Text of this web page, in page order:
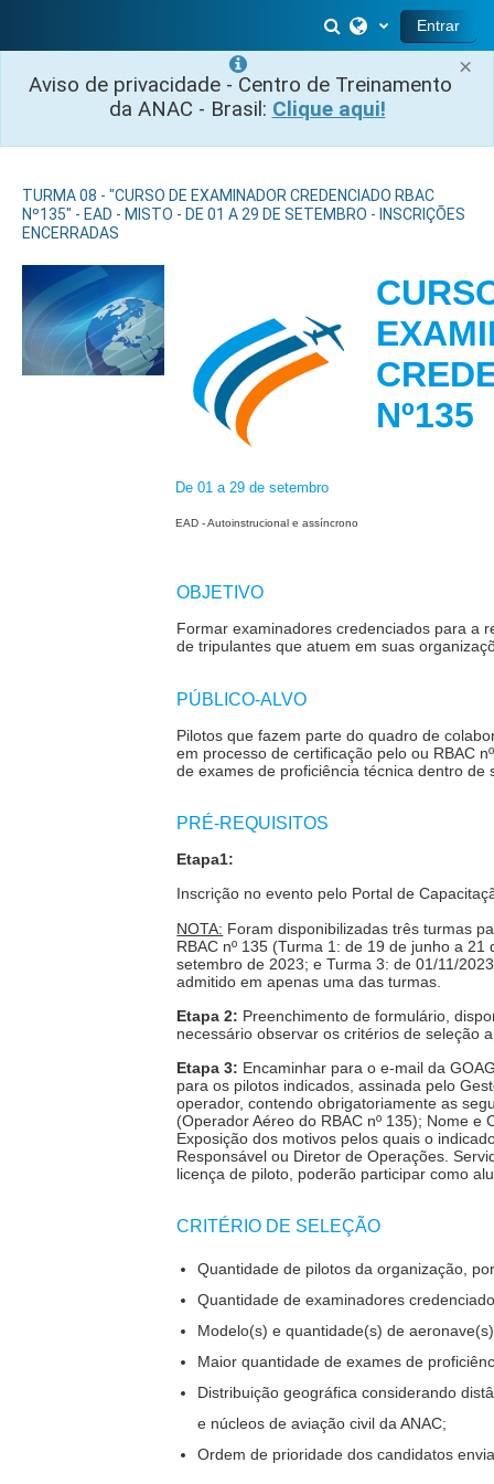
×
Aviso de privacidade - Centro de Treinamento
da ANAC - Brasil: Clique aqui!
Alternar entrada
Entrar
TURMA 08 - "CURSO DE EXAMINADOR CREDENCIADO RBAC
Nº135" - EAD - MISTO - DE 01 A 29 DE SETEMBRO - INSCRIÇÕES
ENCERRADAS
De 01 a 29 de setembro
EAD - Autoinstrucional e assíncrono
OBJETIVO
Formar examinadores credenciados para a
de tripulantes que atuem em suas
PÚBLICO-ALVO
Pilotos que fazem parte do quadro de
em processo de certificação pelo ou RBAC
de exames de proficiência técnica dentro de
PRÉ-REQUISITOS
Etapa1:
Inscrição no evento pelo Portal de
NOTA: Foram disponibilizadas três turmas
RBAC nº 135 (Turma 1: de 19 de junho a
setembro de 2023; e Turma 3: de 01/11/
admitido em apenas uma das turmas.
Etapa 2: Preenchimento de formulário,
necessário observar os critérios de seleção
Etapa 3: Encaminhar para o e-mail da
para os pilotos indicados, assinada pelo
operador, contendo obrigatoriamente as
(Operador Aéreo do RBAC nº 135); Nome e
Exposição dos motivos pelos quais o
Responsável ou Diretor de Operações.
licença de piloto, poderão participar como
CRITÉRIO DE SELEÇÃO
Quantidade de pilotos da organização,
Quantidade de examinadores
Modelo(s) e quantidade(s) de
Maior quantidade de exames de
Distribuição geográfica considerando
e núcleos de aviação civil da ANAC;
Ordem de prioridade dos candidatos